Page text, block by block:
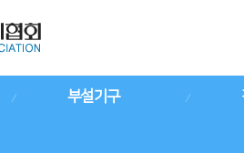
부설기구